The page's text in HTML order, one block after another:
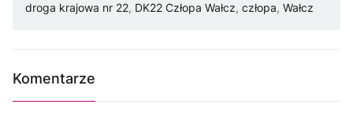
droga krajowa nr 22, DK22 Człopa Wałcz, człopa, Wałcz
Komentarze